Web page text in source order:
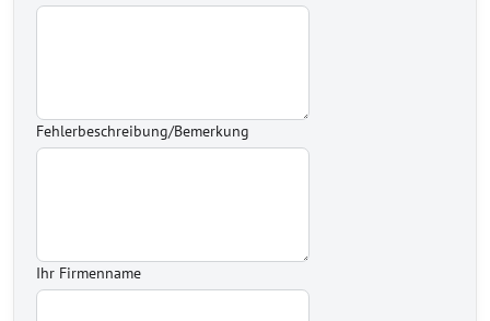
Fehlerbeschreibung/Bemerkung
Ihr Firmenname